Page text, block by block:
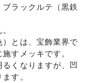
ラックルテ（黒鉄
とは、宝飾業界で
すメッキです。
くなりますが、凹
す。